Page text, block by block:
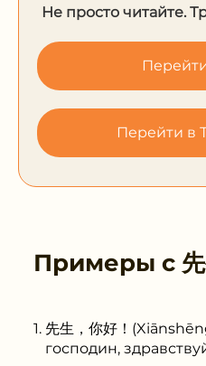
Не просто читайте.
Перейти в
Примеры с
先生，你好！
господин,